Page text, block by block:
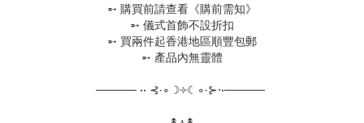
➵ 購買前請查看《購前需知》
➵ 儀式首飾不設折扣
➵ 買兩件起香港地區順豐包郵
➵ 產品內無靈體
───── •• ⊰∙∘☽༓☾∘∙⊱⋅•─────